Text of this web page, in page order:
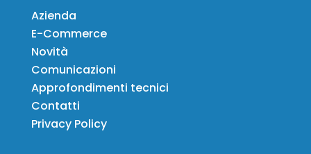
Azienda
E-Commerce
Novità
Comunicazioni
Approfondimenti tecnici
Contatti
Privacy Policy